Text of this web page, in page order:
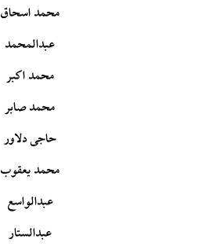
محمد اسحاق
عبدالمحمد
محمد اکبر
محمد صابر
حاجی دلاور
محمد یعقوب
عبدالواسع
عبدالستار